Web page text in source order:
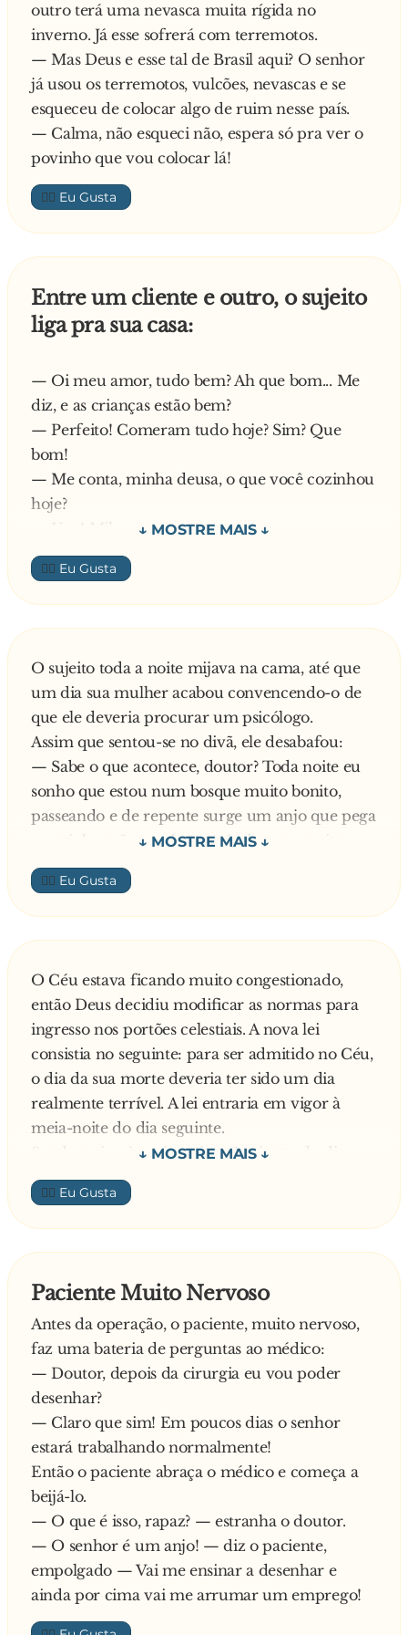
outro terá uma nevasca muita rígida no
inverno. Já esse sofrerá com terremotos.
— Mas Deus e esse tal de Brasil aqui? O senhor
já usou os terremotos, vulcões, nevascas e se
esqueceu de colocar algo de ruim nesse país.
— Calma, não esqueci não, espera só pra ver o
povinho que vou colocar lá!
👍🏼
Entre um cliente e outro, o sujeito
liga pra sua casa:
— Oi meu amor, tudo bem? Ah que bom... Me
diz, e as crianças estão bem?
— Perfeito! Comeram tudo hoje? Sim? Que
bom!
— Me conta, minha deusa, o que você cozinhou
hoje?
— Uau! Milanesa...
— O meu prato preferido, meu anjo. É por isso
que te adoro!
— E aí em casa, tudo tranquilo? Sim?
— Escuta, me promete que hoje a noite você vai
totalmente transparente? Sim?
— Ah... é por isso que te amo tanto... Vou te
lamber todinha...
— Daqui há pouco te vejo, tá linda?
— Agora me faz um favorzinho... me chama a
patroa, sim?
👍🏼
O sujeito toda a noite mijava na cama, até que
um dia sua mulher acabou convencendo-o de
que ele deveria procurar um psicólogo.
Assim que sentou-se no divã, ele desabafou:
— Sabe o que acontece, doutor? Toda noite eu
sonho que estou num bosque muito bonito,
passeando e de repente surge um anjo que pega
na minha mão, me leva atrás de uma moita e
me manda m**....
— Tudo bem, pois daqui em diante, toda a vez
que o senhor tiver este sonho, e o anjo lhe pedir
para m**..., você diz "não", ok?
E naquela mesma noite ele sonhou que estava
no bosque passeando e de repente surgiu um
anjo que o pegou pela mão, levou-o atrás de
uma moita e disse:
— Mija!
E ele:
— Não!
— Mija! — repetiu o anjo.
— Nãão!
— Miiijaaaa!
— Nãããããõoooo!
— Então, caga!
— Ahhhhhh!
👍🏼
O Céu estava ficando muito congestionado,
então Deus decidiu modificar as normas para
ingresso nos portões celestiais. A nova lei
consistia no seguinte: para ser admitido no Céu,
o dia da sua morte deveria ter sido um dia
realmente terrível. A lei entraria em vigor à
meia-noite do dia seguinte.
Sendo assim, à meia-noite e 1 minuto do dia
seguinte chega a primeira pessoa nos portões do
Céu. O anjo encarregado do portão,
lembrando-se da nova lei, prontamente
perguntou ao homem:
como foi o dia em que você morreu."
"-Sem problemas", disse o homem. "- Há algum
tempo eu vinha desconfiado que minha mulher
estava tendo um caso. Eu acreditava que todos
os dias na hora do almoço ela trazia sem
amante pro nosso apartamente que ficava no
25º andar de um prédio e fazia s**... com ele.
Então ontem eu estava indo pra casa pra pega-
los. Bem, cheguei lá e entrei rapidamente,
começando a procurar o tal rapaz. Minha
esposa estava semi-nua e gritando comigo
enquanto eu dava uma busca por todo o
apartamento. Mas não conseguia encontra-lo de
jeito nenhum! Quando eu estava quase para
👍🏼
Paciente Muito Nervoso
Antes da operação, o paciente, muito nervoso,
faz uma bateria de perguntas ao médico:
— Doutor, depois da cirurgia eu vou poder
desenhar?
— Claro que sim! Em poucos dias o senhor
estará trabalhando normalmente!
Então o paciente abraça o médico e começa a
beijá-lo.
— O que é isso, rapaz? — estranha o doutor.
— O senhor é um anjo! — diz o paciente,
empolgado — Vai me ensinar a desenhar e
ainda por cima vai me arrumar um emprego!